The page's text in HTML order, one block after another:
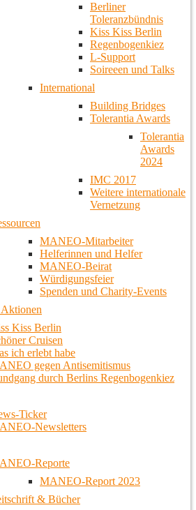
Berliner
Toleranzbündnis
Kiss Kiss Berlin
Regenbogenkiez
L-Support
Soireeen und Talks
International
Building Bridges
Tolerantia Awards
Tolerantia
Awards
2024
IMC 2017
Weitere internationale
Vernetzung
MANEO-Mitarbeiter
Helferinnen und Helfer
MANEO-Beirat
Würdigungsfeier
Spenden und Charity-Events
Kiss Berlin
Cruisen
ich erlebt habe
gegen Antisemitismus
durch Berlins Regenbogenkiez
Ticker
Newsletters
Reporte
MANEO-Report 2023
& Bücher